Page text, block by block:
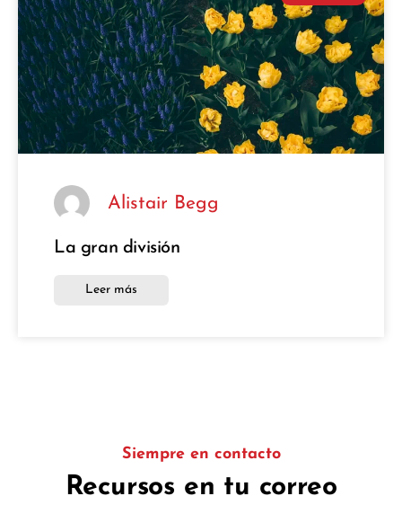
Alistair Begg
La gran división
Leer más
Siempre en contacto
Recursos en tu correo